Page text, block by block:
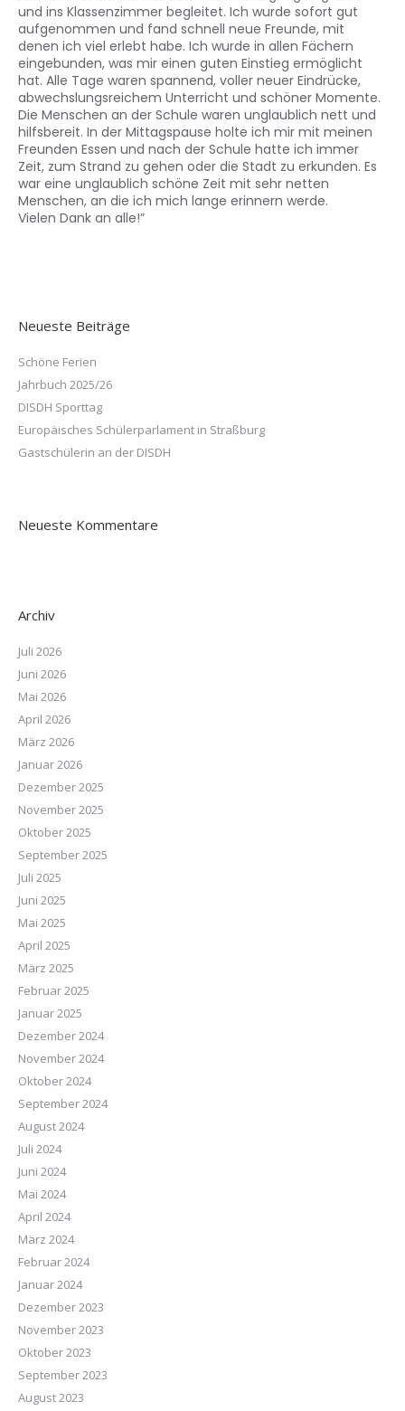
und ins Klassenzimmer begleitet. Ich wurde sofort gut
aufgenommen und fand schnell neue Freunde, mit
denen ich viel erlebt habe. Ich wurde in allen Fächern
eingebunden, was mir einen guten Einstieg ermöglicht
hat. Alle Tage waren spannend, voller neuer Eindrücke,
abwechslungsreichem Unterricht und schöner Momente.
Die Menschen an der Schule waren unglaublich nett und
hilfsbereit. In der Mittagspause holte ich mir mit meinen
Freunden Essen und nach der Schule hatte ich immer
Zeit, zum Strand zu gehen oder die Stadt zu erkunden. Es
war eine unglaublich schöne Zeit mit sehr netten
Menschen, an die ich mich lange erinnern werde.
Vielen Dank an alle!”
Neueste Beiträge
Schöne Ferien
Jahrbuch 2025/26
DISDH Sporttag
Europäisches Schülerparlament in Straßburg
Gastschülerin an der DISDH
Neueste Kommentare
Archiv
Juli 2026
Juni 2026
Mai 2026
April 2026
März 2026
Januar 2026
Dezember 2025
November 2025
Oktober 2025
September 2025
Juli 2025
Juni 2025
Mai 2025
April 2025
März 2025
Februar 2025
Januar 2025
Dezember 2024
November 2024
Oktober 2024
September 2024
August 2024
Juli 2024
Juni 2024
Mai 2024
April 2024
März 2024
Februar 2024
Januar 2024
Dezember 2023
November 2023
Oktober 2023
September 2023
August 2023